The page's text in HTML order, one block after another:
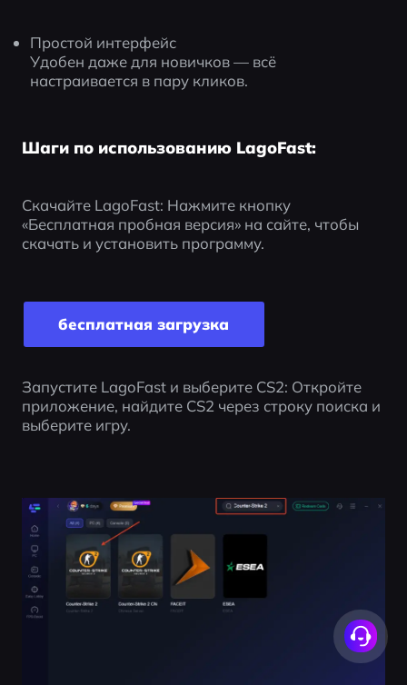
Простой интерфейс
Удобен даже для новичков — всё
настраивается в пару кликов.
Шаги по использованию LagoFast:
Скачайте LagoFast: Нажмите кнопку
«Бесплатная пробная версия» на сайте, чтобы
скачать и установить программу.
бесплатная загрузка
Запустите LagoFast и выберите CS2: Откройте
приложение, найдите CS2 через строку поиска и
выберите игру.